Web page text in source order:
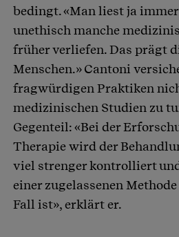
bedingt. «Man liest ja
unethisch manche
früher verliefen. Das prägt
Menschen.» Cantoni
fragwürdigen Praktiken
medizinischen Studien zu
Gegenteil: «Bei der
Therapie wird der
viel strenger kontrolliert
einer zugelassenen
Fall ist», erklärt er.